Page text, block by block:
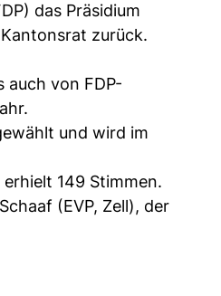
das Präsidium
zurück.
auch von FDP-
und wird im
149 Stimmen.
(EVP, Zell), der